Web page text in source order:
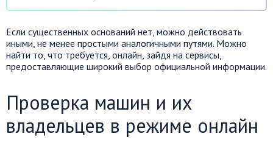
Если существенных оснований нет, можно действовать
иными, не менее простыми аналогичными путями. Можно
найти то, что требуется, онлайн, зайдя на сервисы,
предоставляющие широкий выбор официальной информации.
Проверка машин и их
владельцев в режиме онлайн